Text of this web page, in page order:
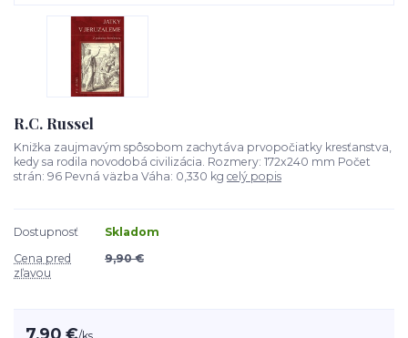
R.C. Russel
Knižka zaujmavým spôsobom zachytáva prvopočiatky kresťanstva,
kedy sa rodila novodobá civilizácia. Rozmery: 172x240 mm Počet
strán: 96 Pevná väzba Váha: 0,330 kg celý popis
Dostupnosť
Skladom
Cena pred
zľavou
9,90 €
7,90 €